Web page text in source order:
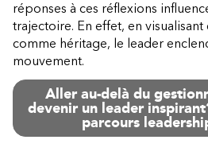
réponses à ces réflexions
trajectoire. En effet, en visualisant
comme héritage, le leader
mouvement.
Aller au-delà du
devenir un leader
parcours